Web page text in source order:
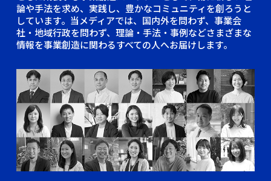
論や手法を求め、実践し、豊かなコミュニティを創ろうと
しています。当メディアでは、国内外を問わず、事業会
社・地域行政を問わず、理論・手法・事例などさまざまな
情報を事業創造に関わるすべての人へお届けします。